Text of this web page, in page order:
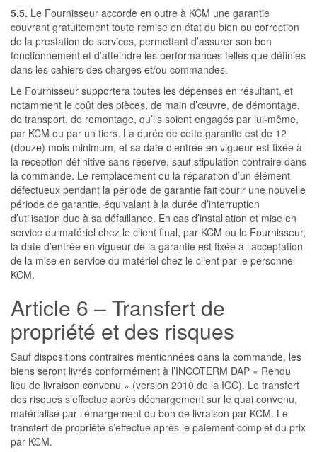
5.5. Le Fournisseur accorde en outre à KCM une garantie
couvrant gratuitement toute remise en état du bien ou correction
de la prestation de services, permettant d’assurer son bon
fonctionnement et d’atteindre les performances telles que définies
dans les cahiers des charges et/ou commandes.
Le Fournisseur supportera toutes les dépenses en résultant, et
notamment le coût des pièces, de main d’œuvre, de démontage,
de transport, de remontage, qu’ils soient engagés par lui-même,
par KCM ou par un tiers. La durée de cette garantie est de 12
(douze) mois minimum, et sa date d’entrée en vigueur est fixée à
la réception définitive sans réserve, sauf stipulation contraire dans
la commande. Le remplacement ou la réparation d’un élément
défectueux pendant la période de garantie fait courir une nouvelle
période de garantie, équivalant à la durée d’interruption
d’utilisation due à sa défaillance. En cas d’installation et mise en
service du matériel chez le client final, par KCM ou le Fournisseur,
la date d’entrée en vigueur de la garantie est fixée à l’acceptation
de la mise en service du matériel chez le client par le personnel
KCM.
Article 6 – Transfert de
propriété et des risques
Sauf dispositions contraires mentionnées dans la commande, les
biens seront livrés conformément à l’INCOTERM DAP « Rendu
lieu de livraison convenu » (version 2010 de la ICC). Le transfert
des risques s’effectue après déchargement sur le quai convenu,
matérialisé par l’émargement du bon de livraison par KCM. Le
transfert de propriété s’effectue après le paiement complet du prix
par KCM.